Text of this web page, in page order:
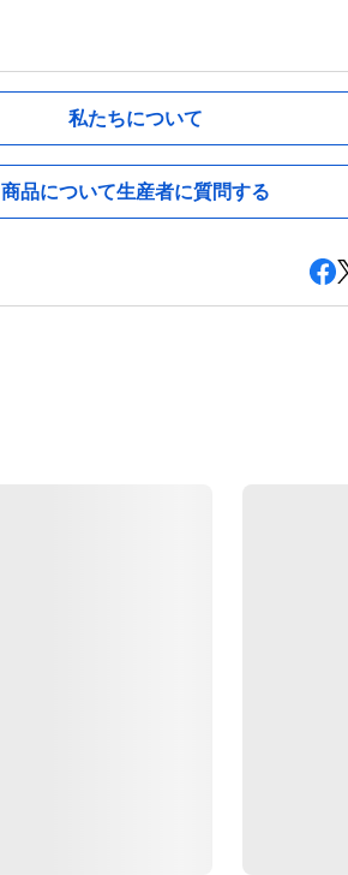
私たちについて
商品について生産者に質問する